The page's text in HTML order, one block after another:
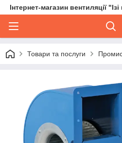
Інтернет-магазин вентиляції
Товари та послуги